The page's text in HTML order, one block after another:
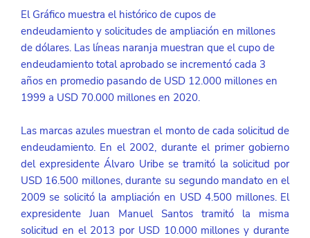
El Gráfico muestra el histórico de cupos de
endeudamiento y solicitudes de ampliación en millones
de dólares. Las líneas naranja muestran que el cupo de
endeudamiento total aprobado se incrementó cada 3
años en promedio pasando de USD 12.000 millones en
1999 a USD 70.000 millones en 2020.
Las marcas azules muestran el monto de cada solicitud de
endeudamiento. En el 2002, durante el primer gobierno
del expresidente Álvaro Uribe se tramitó la solicitud por
USD 16.500 millones, durante su segundo mandato en el
2009 se solicitó la ampliación en USD 4.500 millones. El
expresidente Juan Manuel Santos tramitó la misma
solicitud en el 2013 por USD 10.000 millones y durante